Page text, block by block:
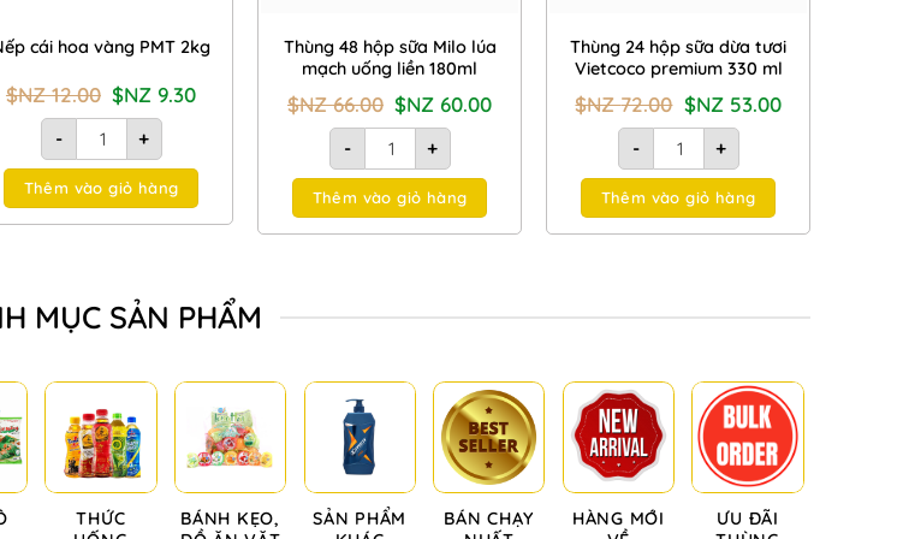
số lượng
lượng
cái hoa vàng PMT 2kg
$NZ12.00 Giá
gốc
là:
$NZ
12.00.
$NZ 9.30Giá
hiện
9.30.
-
Nếp cái hoa vàng PMT 2kg số lượng
+
Thêm vào giỏ hàng
Thùng 48 hộp sữa Milo lúa
mạch uống liền 180ml
$NZ66.00 Giá
gốc
là:
66.00.
$NZ 60.00Giá
hiện
-
Thùng 48 hộp sữa Milo lúa mạch uống liền 180ml số lượng
+
Thêm vào giỏ hàng
Thùng 24 hộp sữa dừa tươi
Vietcoco premium 330 ml
$NZ72.00 Giá
gốc
là:
72.00.
$NZ 53.00Giá
hiện
-
Thùng 24 hộp sữa dừa tươi
+
Thêm vào giỏ hàng
MỤC SẢN PHẨM
THỨC
BÁNH KẸO,
SẢN PHẨM
BÁN CHẠY
HÀNG MỚI
ƯU ĐÃI